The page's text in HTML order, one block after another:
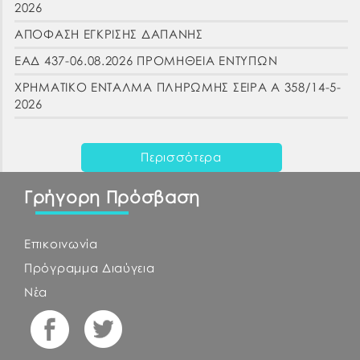
2026
ΑΠΟΦΑΣΗ ΕΓΚΡΙΣΗΣ ΔΑΠΑΝΗΣ
ΕΑΔ 437-06.08.2026 ΠΡΟΜΗΘΕΙΑ ΕΝΤΥΠΩΝ
ΧΡΗΜΑΤΙΚΟ ΕΝΤΑΛΜΑ ΠΛΗΡΩΜΗΣ ΣΕΙΡΑ Α 358/14-5-
2026
Περισσότερα
Γρήγορη Πρόσβαση
Επικοινωνία
Πρόγραμμα Διαύγεια
Νέα